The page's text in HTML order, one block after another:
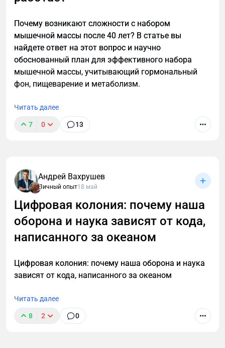
возрастные изменения, сохранить мышечную
научно обоснованной стратегии тренировок и
питания для мужчин.
Почему возникают сложности с набором
мышечной массы после 40 лет? В статье вы
найдете ответ на этот вопрос и научно
обоснованный план для эффективного набора
мышечной массы, учитывающий гормональный
фон, пищеварение и метаболизм.
Читать далее
7 0 13
Андрей Вахрушев
Личный опыт18 май
Цифровая колония: почему наша
оборона и наука зависят от кода,
написанного за океаном
Цифровая колония: почему наша оборона и наука
зависят от кода, написанного за океаном
Читать далее
8 2 0